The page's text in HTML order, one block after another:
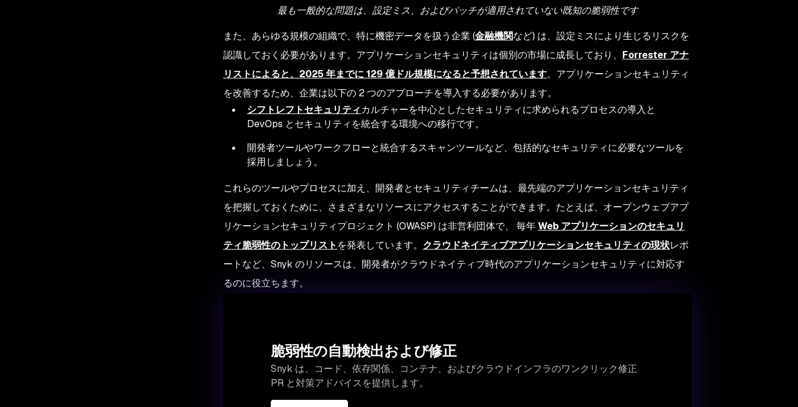
最も一般的な問題は、設定ミス、およびパッチが適用されていない既知の脆弱性です
また、あらゆる規模の組織で、特に機密データを扱う企業 (金融機関など) は、設定ミスにより生じるリスクを
認識しておく必要があります。アプリケーションセキュリティは個別の市場に成長しており、 Forrester アナ
リストによると、2025 年までに 129 億ドル規模になると予想されています。アプリケーションセキュリティ
を改善するため、企業は以下の 2 つのアプローチを導入する必要があります。
シフトレフトセキュリティカルチャーを中心としたセキュリティに求められるプロセスの導入と
DevOps とセキュリティを統合する環境への移行です。
開発者ツールやワークフローと統合するスキャンツールなど、包括的なセキュリティに必要なツールを
採用しましょう。
これらのツールやプロセスに加え、開発者とセキュリティチームは、最先端のアプリケーションセキュリティ
を把握しておくために、さまざまなリソースにアクセスすることができます。たとえば、オープンウェブアプ
リケーションセキュリティプロジェクト (OWASP) は非営利団体で、 毎年Web アプリケーションのセキュリ
ティ脆弱性のトップリスト を発表しています。 クラウドネイティブアプリケーションセキュリティの現状レポ
ートなど、Snyk のリソースは、開発者がクラウドネイティブ時代のアプリケーションセキュリティに対応す
るのに役立ちます。
脆弱性の自動検出および修正
Snyk は、コード、依存関係、コンテナ、およびクラウドインフラのワンクリック修正
PR と対策アドバイスを提供します。